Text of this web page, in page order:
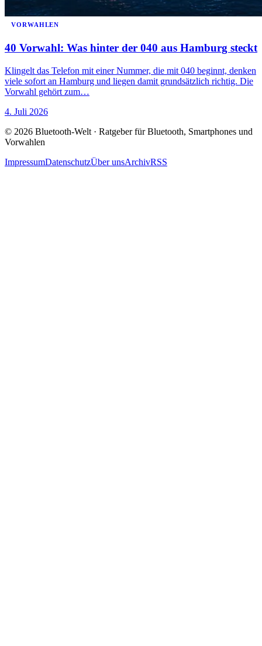
VORWAHLEN
40 Vorwahl: Was hinter der 040 aus Hamburg steckt
Klingelt das Telefon mit einer Nummer, die mit 040 beginnt, denken
viele sofort an Hamburg und liegen damit grundsätzlich richtig. Die
Vorwahl gehört zum…
4. Juli 2026
© 2026 Bluetooth-Welt · Ratgeber für Bluetooth, Smartphones und
Vorwahlen
ImpressumDatenschutzÜber unsArchivRSS